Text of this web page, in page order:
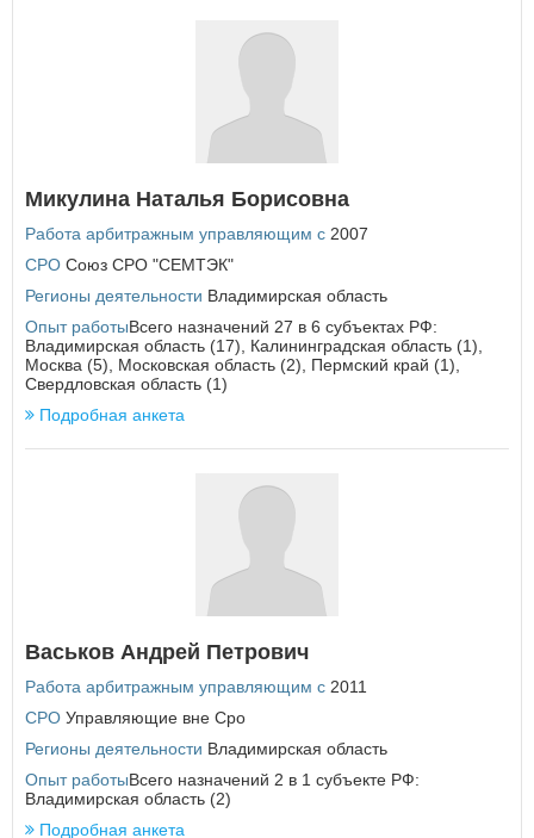
Удмуртская Республика
Х
Хабаровский край
Ханты-Мансийский автономный округ - Югра
Челябинская область
Чеченская Республика
Чувашская Республика
Чукотский автономный округ
Ямало-Ненецкий автономный округ
Микулина Наталья Борисовна
Работа арбитражным управляющим с 2007
СРО Союз СРО "СЕМТЭК"
Регионы деятельности Владимирская область
Опыт работыВсего назначений 27 в 6 субъектах РФ:
Владимирская область (17), Калининградская область (1),
Москва (5), Московская область (2), Пермский край (1),
Свердловская область (1)
Подробная анкета
Васьков Андрей Петрович
Работа арбитражным управляющим с 2011
СРО Управляющие вне Сро
Регионы деятельности Владимирская область
Опыт работыВсего назначений 2 в 1 субъекте РФ:
Владимирская область (2)
Подробная анкета